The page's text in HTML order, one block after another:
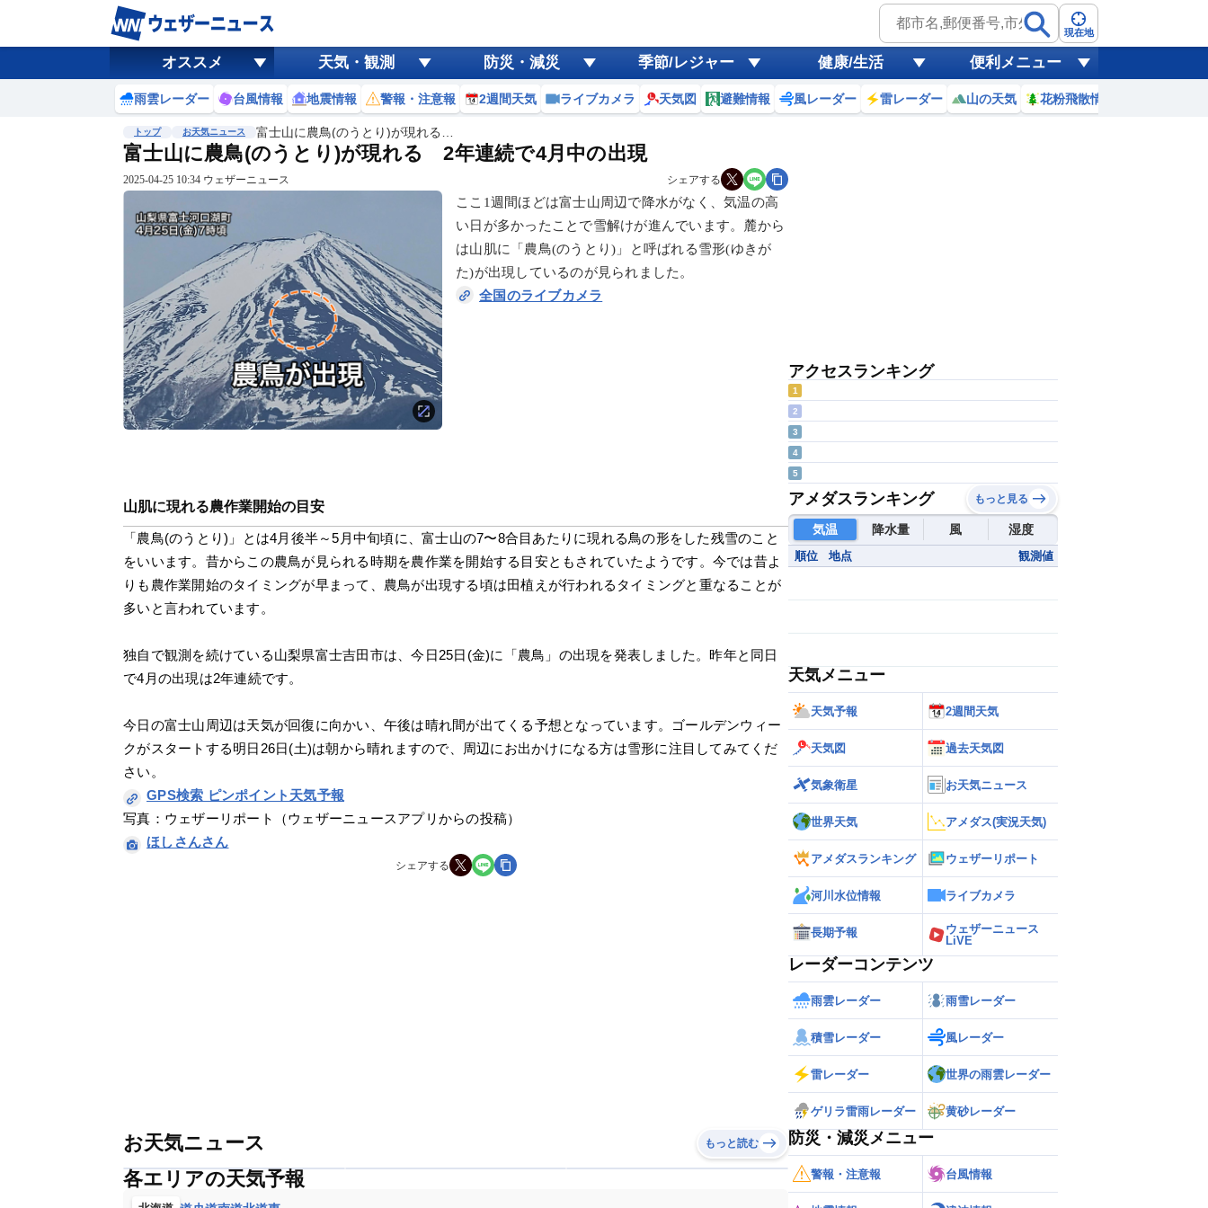
現在地
オススメ 天気・観測 防災・減災 季節/レジャー 健康/生活 便利メニュー
雨雲レーダー 台風情報 地震情報 警報・注意報 2週間天気 ライブカメラ 天気図 避難情報 風レーダー 雷レーダー 山の天気 花粉飛散情報
トップ お天気ニュース 富士山に農鳥(のうとり)が現れる…
富士山に農鳥(のうとり)が現れる 2年連続で4月中の出現
2025-04-25 10:34 ウェザーニュース シェアする
ここ1週間ほどは富士山周辺で降水がなく、気温の高
い日が多かったことで雪解けが進んでいます。麓から
は山肌に「農鳥(のうとり)」と呼ばれる雪形(ゆきが
た)が出現しているのが見られました。
全国のライブカメラ
山肌に現れる農作業開始の目安
「農鳥(のうとり)」とは4月後半～5月中旬頃に、富士山の7〜8合目あたりに現れる鳥の形をした残雪のこと
をいいます。昔からこの農鳥が見られる時期を農作業を開始する目安ともされていたようです。今では昔よ
りも農作業開始のタイミングが早まって、農鳥が出現する頃は田植えが行われるタイミングと重なることが
多いと言われています。
独自で観測を続けている山梨県富士吉田市は、今日25日(金)に「農鳥」の出現を発表しました。昨年と同日
で4月の出現は2年連続です。
今日の富士山周辺は天気が回復に向かい、午後は晴れ間が出てくる予想となっています。ゴールデンウィー
クがスタートする明日26日(土)は朝から晴れますので、周辺にお出かけになる方は雪形に注目してみてくだ
さい。
GPS検索 ピンポイント天気予報
写真：ウェザーリポート（ウェザーニュースアプリからの投稿）
ほしさんさん
シェアする
お天気ニュース もっと読む
各エリアの天気予報
アクセスランキング
1
2
3
4
5
アメダスランキング もっと見る
気温 降水量 風 湿度
順位 地点 観測値
天気メニュー
天気予報 2週間天気
天気図 過去天気図
気象衛星 お天気ニュース
世界天気 アメダス(実況天気)
アメダスランキング ウェザーリポート
河川水位情報 ライブカメラ
長期予報
ウェザーニュース
LiVE
レーダーコンテンツ
雨雲レーダー 雨雪レーダー
積雪レーダー 風レーダー
雷レーダー 世界の雨雲レーダー
ゲリラ雷雨レーダー 黄砂レーダー
防災・減災メニュー
警報・注意報 台風情報